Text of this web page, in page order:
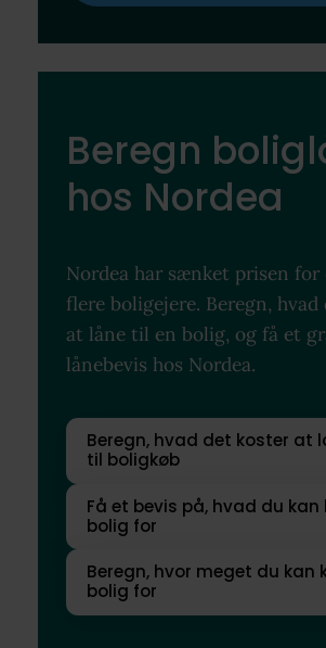
Beregn
hos Nordea
Nordea har sænket prisen for
flere boligejere. Beregn,
at låne til en bolig, og få et
lånebevis hos Nordea.
Beregn, hvad det koster at
til boligkøb
Få et bevis på, hvad du kan
bolig for
Beregn, hvor meget du kan
bolig for